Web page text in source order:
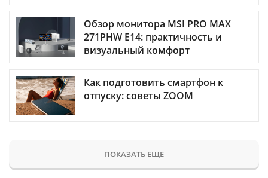
Обзор монитора MSI PRO MAX
271PHW E14: практичность и
визуальный комфорт
Как подготовить смартфон к
отпуску: советы ZOOM
ПОКАЗАТЬ ЕЩЕ